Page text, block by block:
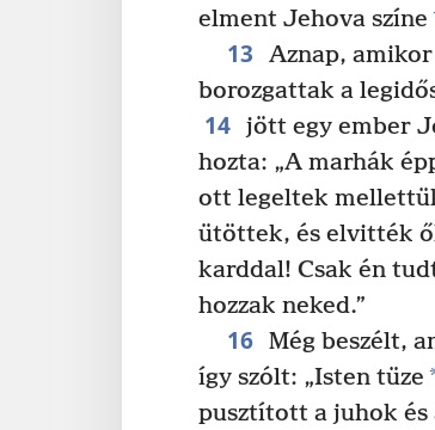
elment Jehova színe
13
Aznap,
borozgattak a
14 jött egy ember
hozta: „A marhák
ott legeltek
ütöttek, és elvitték
karddal! Csak én
hozzak neked.”
16 Még beszélt,
így szólt: „Isten tüze
pusztított a juhok és